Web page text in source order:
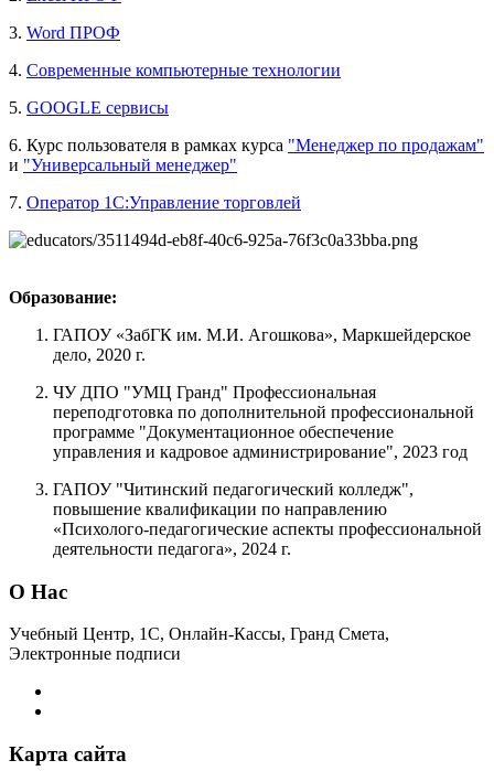
3. Word ПРОФ
4. Современные компьютерные технологии
5. GOOGLE сервисы
6. Курс пользователя в рамках курса "Менеджер по продажам"
и "Универсальный менеджер"
7. Оператор 1С:Управление торговлей
Образование:
ГАПОУ «ЗабГК им. М.И. Агошкова», Маркшейдерское
дело, 2020 г.
ЧУ ДПО "УМЦ Гранд" Профессиональная
переподготовка по дополнительной профессиональной
программе "Документационное обеспечение
управления и кадровое администрирование", 2023 год
ГАПОУ "Читинский педагогический колледж",
повышение квалификации по направлению
«Психолого-педагогические аспекты профессиональной
деятельности педагога», 2024 г.
О Нас
Учебный Центр, 1С, Онлайн-Кассы, Гранд Смета,
Электронные подписи
Карта сайта